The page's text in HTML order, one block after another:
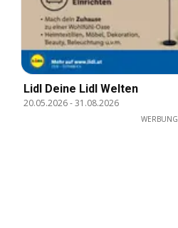
Lidl Deine Lidl Welten
20.05.2026-31.08.2026
WERBUNG